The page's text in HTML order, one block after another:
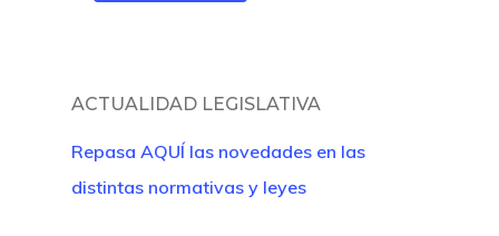
ACTUALIDAD LEGISLATIVA
Repasa AQUÍ las novedades en las
distintas normativas y leyes